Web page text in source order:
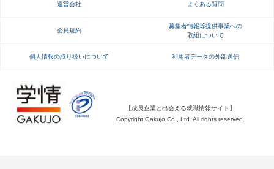
就活ニュースペーパー よくある質問
不明点があればこちら
運営会社 よくある質問
会員規約
募集者情報等提供事業への
取組について
個人情報の取り扱いについて 利用者データの外部送信
【成長企業と出会える就職情報サイト】
Copyright Gakujo Co., Ltd. All rights reserved.